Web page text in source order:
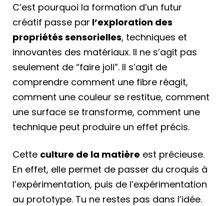
C’est pourquoi la formation d’un futur
créatif passe par l’exploration des
propriétés sensorielles, techniques et
innovantes des matériaux. Il ne s’agit pas
seulement de “faire joli”. Il s’agit de
comprendre comment une fibre réagit,
comment une couleur se restitue, comment
une surface se transforme, comment une
technique peut produire un effet précis.
Cette culture de la matière est précieuse.
En effet, elle permet de passer du croquis à
l’expérimentation, puis de l’expérimentation
au prototype. Tu ne restes pas dans l’idée.